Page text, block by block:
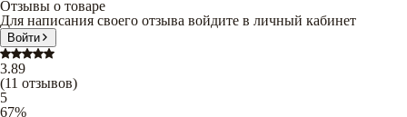
Отзывы о товаре
Для написания своего отзыва войдите в личный кабинет
Войти
3.89
(11 отзывов)
5
67%